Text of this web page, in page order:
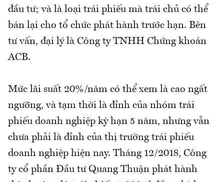
đầu tư; và là loại trái phiếu mà trái chủ có thể
bán lại cho tổ chức phát hành trước hạn. Bên
tư vấn, đại lý là Công ty TNHH Chứng khoán
ACB.
Mức lãi suất 20%/năm có thể xem là cao ngất
ngưỡng, và tạm thời là đỉnh của nhóm trái
phiếu doanh nghiệp kỳ hạn 5 năm, nhưng vẫn
chưa phải là đỉnh của thị trường trái phiếu
doanh nghiệp hiện nay. Tháng 12/2018, Công
ty cổ phần Đầu tư Quang Thuận phát hành